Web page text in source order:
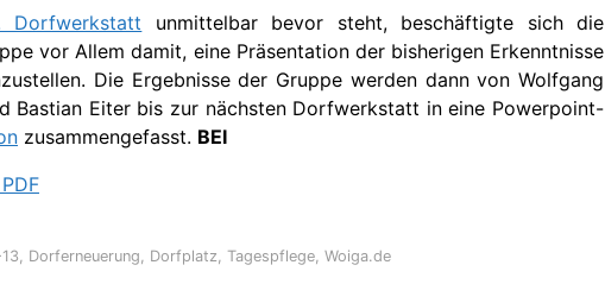
Dorfwerkstatt unmittelbar bevor steht, beschäftigte sich die
vor Allem damit, eine Präsentation der bisherigen Erkenntnisse
Die Ergebnisse der Gruppe werden dann von Wolfgang
Bastian Eiter bis zur nächsten Dorfwerkstatt in eine Powerpoint-
zusammengefasst. BEI
, Dorferneuerung, Dorfplatz,Tagespflege,Woiga.de